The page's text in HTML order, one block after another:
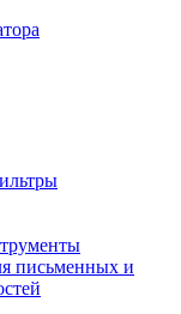
письменных и